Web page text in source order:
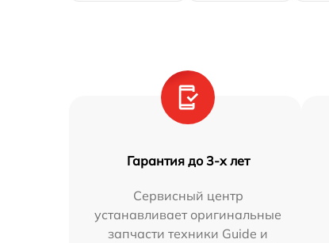
Гарантия до 3-х лет
Сервисный центр
устанавливает оригинальные
запчасти техники Guide и